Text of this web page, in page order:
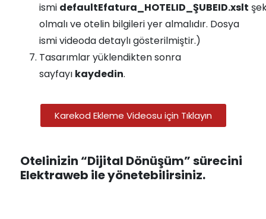
ismi defaultEfatura_HOTELID_ŞUBEID.xslt
olmalı ve otelin bilgileri yer almalıdır. Dosya
ismi videoda detaylı gösterilmiştir.)
Tasarımlar yüklendikten sonra
sayfayı kaydedin.
Karekod Ekleme Videosu için Tıklayın
Otelinizin “Dijital Dönüşüm” sürecini
Elektraweb ile yönetebilirsiniz.